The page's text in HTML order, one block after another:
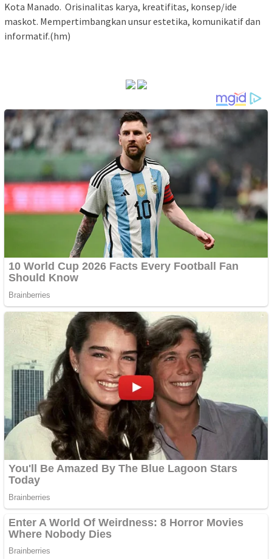
Kota Manado. Orisinalitas karya, kreatifitas, konsep/ide
maskot. Mempertimbangkan unsur estetika, komunikatif dan
informatif.(hm)